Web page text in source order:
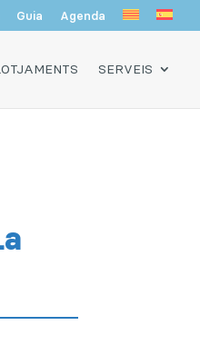
Guia Agenda
SERVEIS